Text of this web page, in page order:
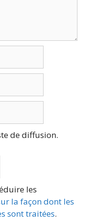
de diffusion.
les
la façon dont les
sont traitées.